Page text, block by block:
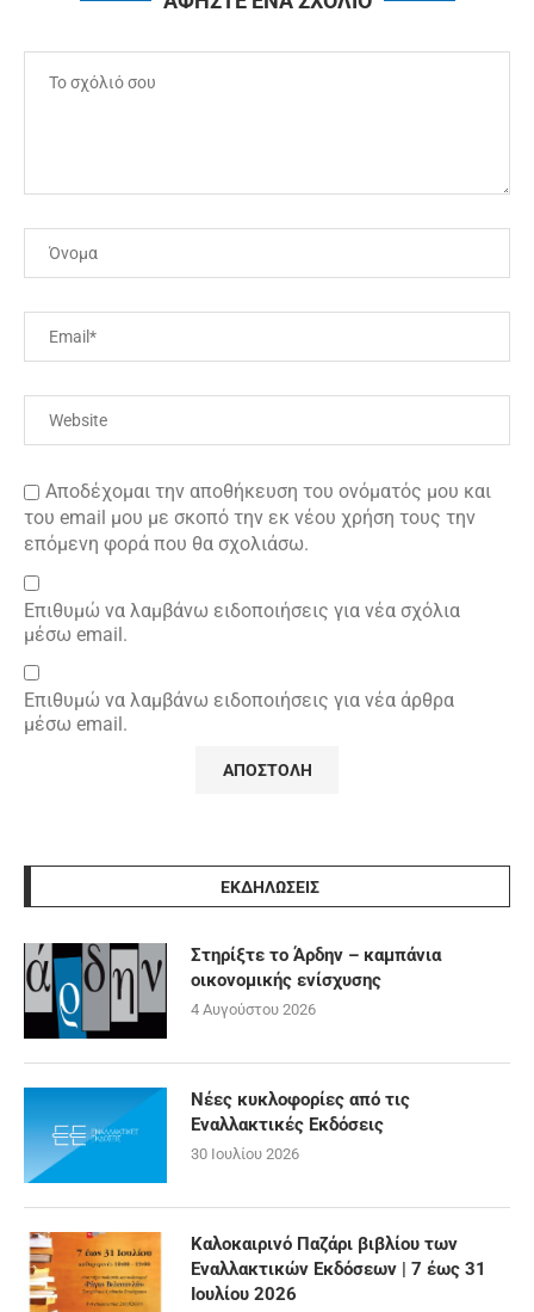
Αποδέχομαι την αποθήκευση του ονόματός μου και
του email μου με σκοπό την εκ νέου χρήση τους την
επόμενη φορά που θα σχολιάσω.
Επιθυμώ να λαμβάνω ειδοποιήσεις για νέα σχόλια
μέσω email.
Επιθυμώ να λαμβάνω ειδοποιήσεις για νέα άρθρα
μέσω email.
ΕΚΔΗΛΩΣΕΙΣ
Στηρίξτε το Άρδην – καμπάνια
οικονομικής ενίσχυσης
4 Αυγούστου 2026
Νέες κυκλοφορίες από τις
Εναλλακτικές Εκδόσεις
30 Ιουλίου 2026
Καλοκαιρινό Παζάρι βιβλίου των
Εναλλακτικών Εκδόσεων | 7 έως 31
Ιουλίου 2026